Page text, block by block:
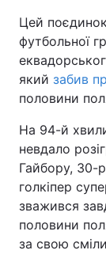
Цей
футбольної
який забив
половини
На 94-й
невдало
Гайбору, 30-
голкіпер
зважився
половини
за свою